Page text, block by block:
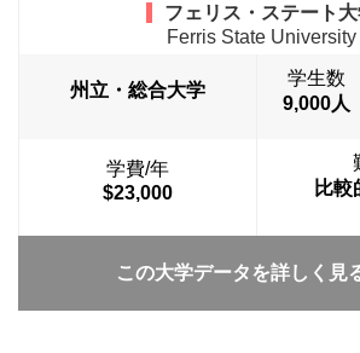
フェリス・ステート
Ferris State University
州立・総合大学
学生数
9,000人
学費/年
$23,000
比較
この大学データを詳しく